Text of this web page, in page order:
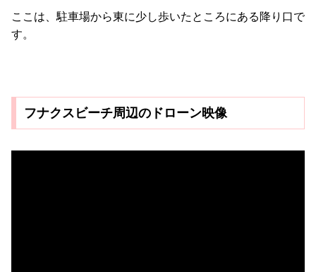
ここは、駐車場から東に少し歩いたところにある降り口で
す。
フナクスビーチ周辺のドローン映像